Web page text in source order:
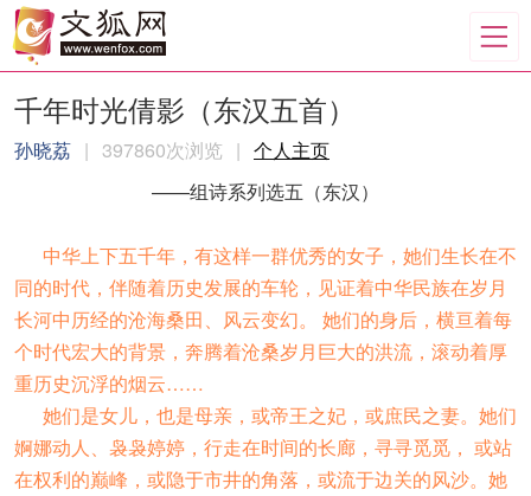
千年时光倩影（东汉五首）
孙晓荔 | 397860次浏览 | 个人主页
——组诗系列选五（东汉）
中华上下五千年，有这样一群优秀的女子，她们生长在不
同的时代，伴随着历史发展的车轮，见证着中华民族在岁月
长河中历经的沧海桑田、风云变幻。 她们的身后，横亘着每
个时代宏大的背景，奔腾着沧桑岁月巨大的洪流，滚动着厚
重历史沉浮的烟云……
她们是女儿，也是母亲，或帝王之妃，或庶民之妻。她们
婀娜动人、袅袅婷婷，行走在时间的长廊，寻寻觅觅， 或站
在权利的巅峰，或隐于市井的角落，或流于边关的风沙。她